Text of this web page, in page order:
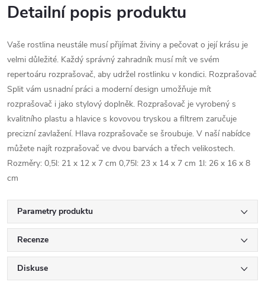
Detailní popis produktu
Vaše rostlina neustále musí přijímat živiny a pečovat o její krásu je
velmi důležité. Každý správný zahradník musí mít ve svém
repertoáru rozprašovač, aby udržel rostlinku v kondici. Rozprašovač
Split vám usnadní práci a moderní design umožňuje mít
rozprašovač i jako stylový doplněk. Rozprašovač je vyrobený s
kvalitního plastu a hlavice s kovovou tryskou a filtrem zaručuje
precizní zavlažení. Hlava rozprašovače se šroubuje. V naší nabídce
můžete najít rozprašovač ve dvou barvách a třech velikostech.
Rozměry: 0,5l: 21 x 12 x 7 cm 0,75l: 23 x 14 x 7 cm 1l: 26 x 16 x 8
cm
Parametry produktu
Recenze
Diskuse